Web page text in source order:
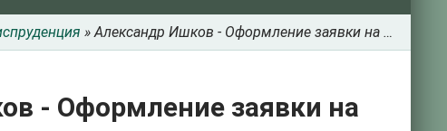
» Александр Ишков - Оформление заявки на выдачу патента на изобретение
- Оформление заявки на